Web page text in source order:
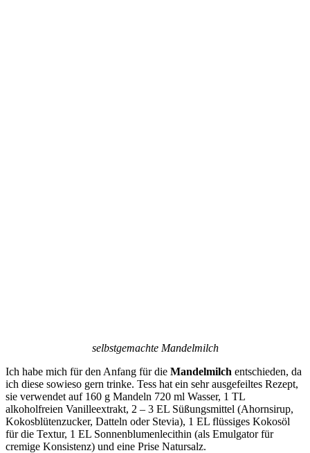
selbstgemachte Mandelmilch
Ich habe mich für den Anfang für die Mandelmilch entschieden, da
ich diese sowieso gern trinke. Tess hat ein sehr ausgefeiltes Rezept,
sie verwendet auf 160 g Mandeln 720 ml Wasser, 1 TL
alkoholfreien Vanilleextrakt, 2 – 3 EL Süßungsmittel (Ahornsirup,
Kokosblütenzucker, Datteln oder Stevia), 1 EL flüssiges Kokosöl
für die Textur, 1 EL Sonnenblumenlecithin (als Emulgator für
cremige Konsistenz) und eine Prise Natursalz.